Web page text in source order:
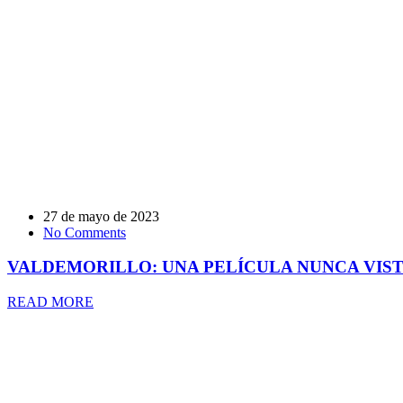
27 de mayo de 2023
No Comments
VALDEMORILLO: UNA PELÍCULA NUNCA
READ MORE